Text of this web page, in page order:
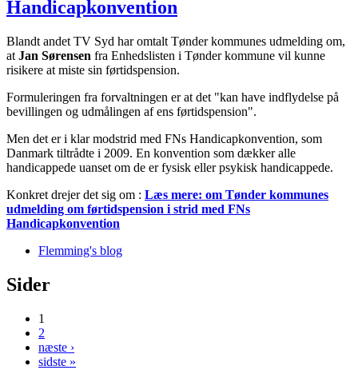
Handicapkonvention
Blandt andet TV Syd har omtalt Tønder kommunes udmelding om,
at Jan Sørensen fra Enhedslisten i Tønder kommune vil kunne
risikere at miste sin førtidspension.
Formuleringen fra forvaltningen er at det "kan have indflydelse på
bevillingen og udmålingen af ens førtidspension".
Men det er i klar modstrid med FNs Handicapkonvention, som
Danmark tiltrådte i 2009. En konvention som dækker alle
handicappede uanset om de er fysisk eller psykisk handicappede.
Konkret drejer det sig om : Læs mere: om Tønder kommunes
udmelding om førtidspension i strid med FNs
Handicapkonvention
Flemming's blog
Sider
1
2
næste ›
sidste »